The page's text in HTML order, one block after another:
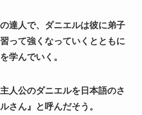
達人で、ダニエルは彼に弟子
って強くなっていくとともに
を学んでいく。
人公のダニエルを日本語のさ
さん』と呼んだそう。